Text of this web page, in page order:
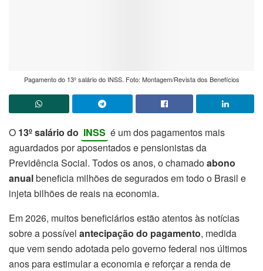
Pagamento do 13º salário do INSS. Foto: Montagem/Revista dos Benefícios
O 13º salário do INSS é um dos pagamentos mais
aguardados por aposentados e pensionistas da
Previdência Social. Todos os anos, o chamadoabono
anualbeneficia milhões de segurados em todo o Brasil e
injeta bilhões de reais na economia.
Em 2026, muitos beneficiários estão atentos às notícias
sobre a possível antecipação do pagamento, medida
que vem sendo adotada pelo governo federal nos últimos
anos para estimular a economia e reforçar a renda de